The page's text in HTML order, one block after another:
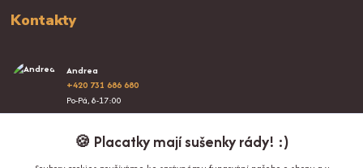
Kontakty
Andrea
+420 731 686 680
Po-Pá, 8-17:00
info@proplacatky.cz🍪 Placatky mají sušenky rády! :)